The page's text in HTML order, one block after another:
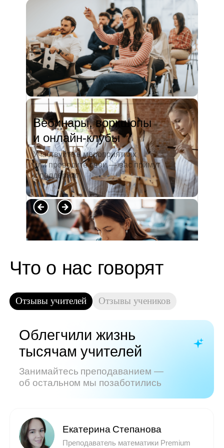
Вебинары, воркшопы
и онлайн-клубы
Участвуйте в мероприятиях
или проводите свои — вас примут
и поддержат
педагогический университет, пошла
преподавать в школу. Проработав в ней
5 лет, я поняла, что нужно двигать...
Читать полностью →
Показать все отзывы
Часто задаваемые
вопросы